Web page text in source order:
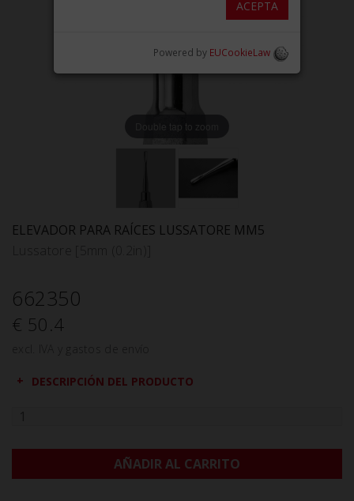
Double tap to zoom
ELEVADOR PARA RAÍCES LUSSATORE MM5
662350
€ 50.4
DESCRIPCIÓN DEL PRODUCTO
AÑADIR AL CARRITO
ACEPTA
Powered by EUCookieLaw